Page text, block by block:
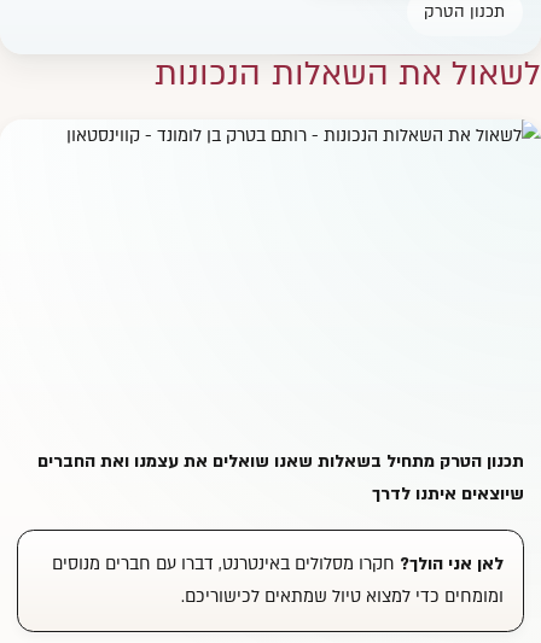
תכנון הטרק
לשאול את השאלות הנכונות
תכנון הטרק מתחיל בשאלות שאנו שואלים את עצמנו ואת החברים
שיוצאים איתנו לדרך
לאן אני הולך? חקרו מסלולים באינטרנט, דברו עם חברים מנוסים
ומומחים כדי למצוא טיול שמתאים לכישוריכם.